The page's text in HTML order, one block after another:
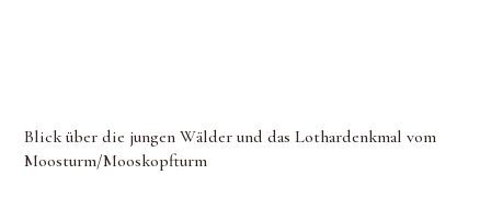
Blick über die jungen Wälder und das Lothardenkmal vom
Moosturm/Mooskopfturm